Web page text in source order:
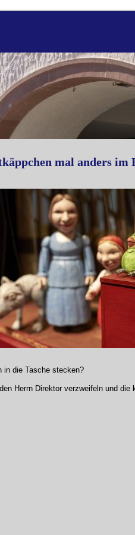
mal anders im
in die Tasche stecken?
Herrn Direktor verzweifeln und die